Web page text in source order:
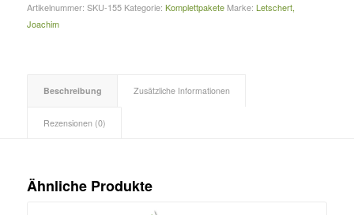
Artikelnummer: SKU-155 Kategorie: Komplettpakete Marke: Letschert,
Joachim
Beschreibung Zusätzliche Informationen
Rezensionen (0)
Ähnliche Produkte